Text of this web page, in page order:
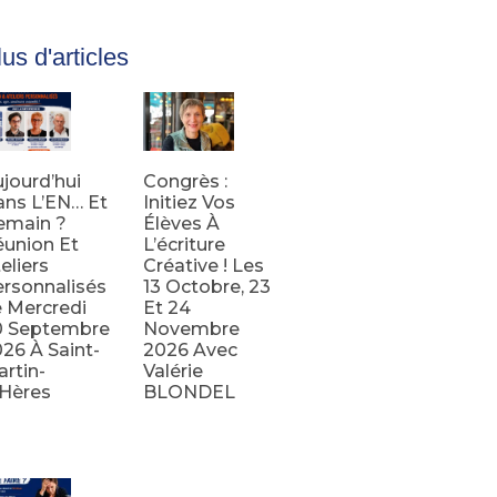
d'articles
L’EN… Et
?
Et
Mercredi
Septembre
À Saint-
Congrès :
Initiez Vos
Élèves À
L’écriture
Créative ! Les
13 Octobre, 23
Et 24
Novembre
2026 Avec
Valérie
BLONDEL